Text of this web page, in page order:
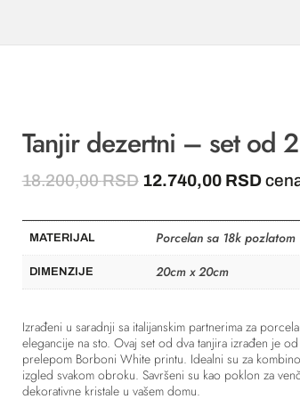
Tanjir dezertni – set od
18.200,00RSD Originalna
je
bila:
12.740,00 RSD
je:
MATERIJAL Porcelan sa 18k pozlatom
DIMENZIJE 20cm x 20cm
Izrađeni u saradnji sa italijanskim partnerima za
elegancije na sto. Ovaj set od dva tanjira izrađen je
prelepom Borboni White printu. Idealni su za
izgled svakom obroku. Savršeni su kao poklon za
dekorativne kristale u vašem domu.